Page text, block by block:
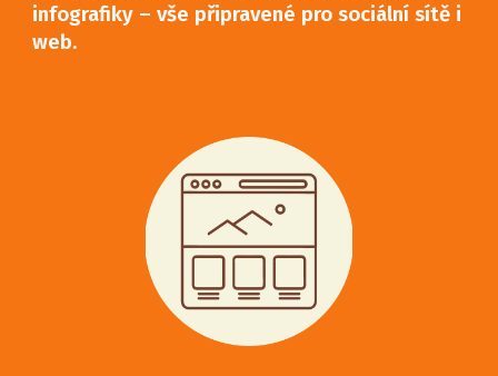
infografiky – vše připravené pro sociální sítě i
web.